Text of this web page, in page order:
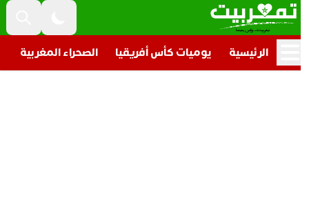
الرئيسية يوميات كأس أفريقيا الصحراء المغربية